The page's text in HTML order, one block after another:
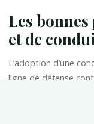
Les
et de
L’adoption d’une
ligne de défense